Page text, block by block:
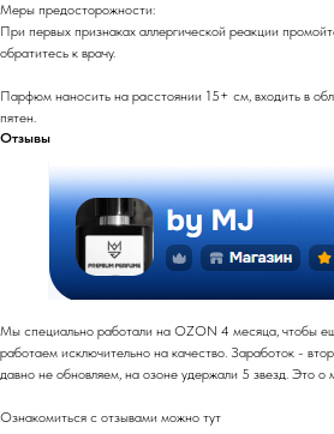
Меры предосторожности:
При первых признаках аллергической реакции
обратитесь к врачу.
Парфюм наносить на расстоянии 15+ см, входить в
пятен.
Отзывы
Мы специально работали на OZON 4 месяца, чтобы
работаем исключительно на качество. Заработок -
давно не обновляем, на озоне удержали 5 звезд. Это о
Ознакомиться с отзывами можно тут